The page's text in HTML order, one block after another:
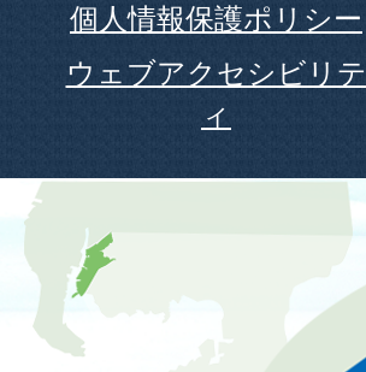
個人情報保護ポリシー
ウェブアクセシビリテ
ィ